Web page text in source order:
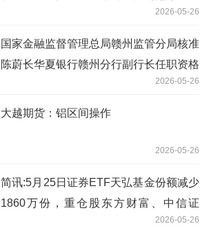
2026-05-26
国家金融监督管理总局赣州监管分局核准
陈蔚长华夏银行赣州分行副行长任职资格
2026-05-26
大越期货：铝区间操作
2026-05-26
简讯:5月25日证券ETF天弘基金份额减少
1860万份，重仓股东方财富、中信证
2026-05-26